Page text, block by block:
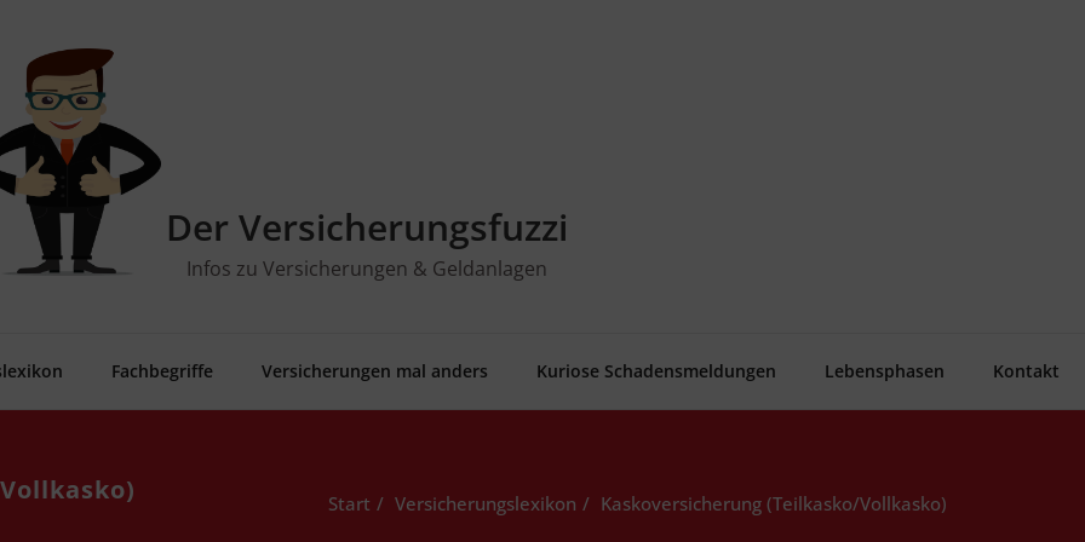
Der Versicherungsfuzzi
Infos zu Versicherungen & Geldanlagen
Fach­be­grif­fe Ver­si­che­run­gen mal anders Kurio­se Schadensmeldungen Lebens­pha­sen Kon­takt
Start Versicherungslexikon Kas­ko­ver­si­che­rung (Teilkasko/Vollkasko)